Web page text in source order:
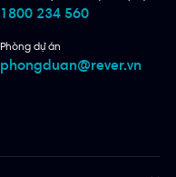
1800 234 560
Phòng dự án
phongduan@rever.vn